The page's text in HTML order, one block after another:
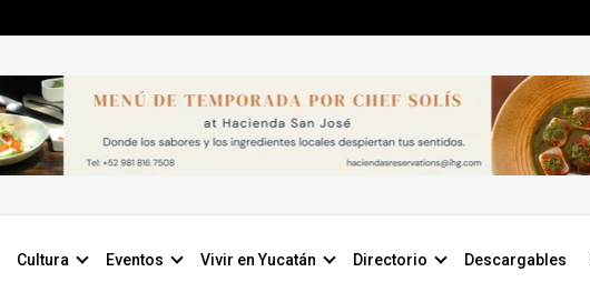
Cultura Eventos Vivir en Yucatán Directorio Descargables